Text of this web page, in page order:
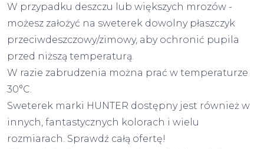
W przypadku deszczu lub większych mrozów -
możesz założyć na sweterek dowolny płaszczyk
przeciwdeszczowy/zimowy, aby ochronić pupila
przed niższą temperaturą.
W razie zabrudzenia można prać w temperaturze
30°C.
Sweterek marki HUNTER dostępny jest również w
innych, fantastycznych kolorach i wielu
rozmiarach. Sprawdź całą ofertę!